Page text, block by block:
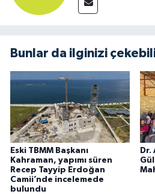
Bunlar da ilginizi
Eski TBMM Başkanı
Kahraman, yapımı süren
Recep Tayyip Erdoğan
Camii’nde incelemede
bulundu